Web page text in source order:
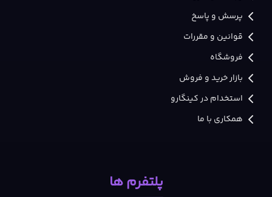
پرسش و پاسخ
قوانین و مقررات
فروشگاه
بازار خرید و فروش
استخدام در کینگارو
همکاری با ما
پلتفرم ها